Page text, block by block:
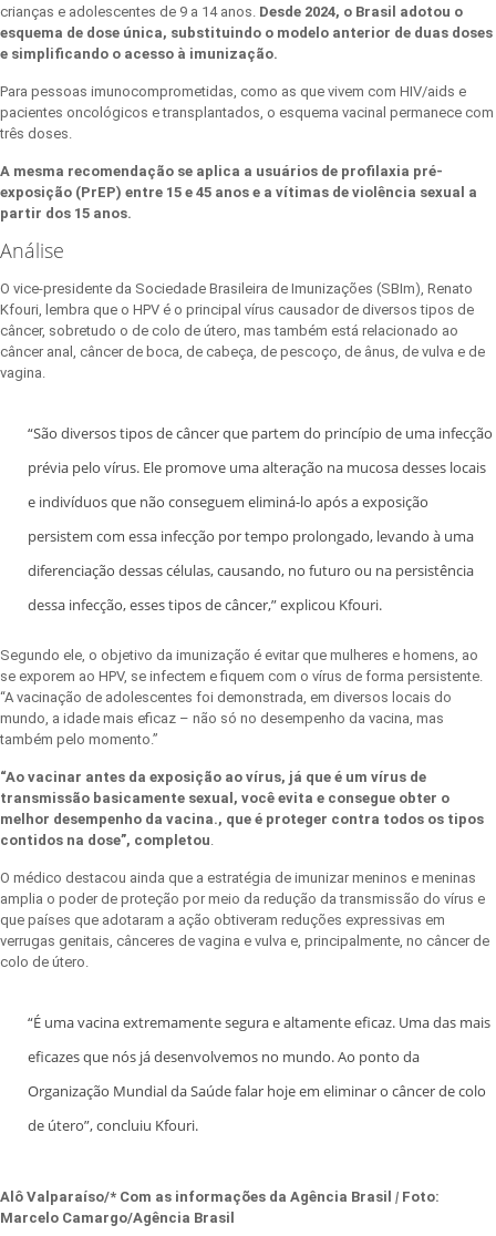
crianças e adolescentes de 9 a 14 anos. Desde 2024, o Brasil adotou o
esquema de dose única, substituindo o modelo anterior de duas doses
e simplificando o acesso à imunização.
Para pessoas imunocomprometidas, como as que vivem com HIV/aids e
pacientes oncológicos e transplantados, o esquema vacinal permanece com
três doses.
A mesma recomendação se aplica a usuários de profilaxia pré-
exposição (PrEP) entre 15 e 45 anos e a vítimas de violência sexual a
partir dos 15 anos.
Análise
O vice-presidente da Sociedade Brasileira de Imunizações (SBIm), Renato
Kfouri, lembra que o HPV é o principal vírus causador de diversos tipos de
câncer, sobretudo o de colo de útero, mas também está relacionado ao
câncer anal, câncer de boca, de cabeça, de pescoço, de ânus, de vulva e de
vagina.
“São diversos tipos de câncer que partem do princípio de uma infecção
prévia pelo vírus. Ele promove uma alteração na mucosa desses locais
e indivíduos que não conseguem eliminá-lo após a exposição
persistem com essa infecção por tempo prolongado, levando à uma
diferenciação dessas células, causando, no futuro ou na persistência
dessa infecção, esses tipos de câncer,” explicou Kfouri.
Segundo ele, o objetivo da imunização é evitar que mulheres e homens, ao
se exporem ao HPV, se infectem e fiquem com o vírus de forma persistente.
“A vacinação de adolescentes foi demonstrada, em diversos locais do
mundo, a idade mais eficaz – não só no desempenho da vacina, mas
também pelo momento.”
“Ao vacinar antes da exposição ao vírus, já que é um vírus de
transmissão basicamente sexual, você evita e consegue obter o
melhor desempenho da vacina., que é proteger contra todos os tipos
contidos na dose”, completou.
O médico destacou ainda que a estratégia de imunizar meninos e meninas
amplia o poder de proteção por meio da redução da transmissão do vírus e
que países que adotaram a ação obtiveram reduções expressivas em
verrugas genitais, cânceres de vagina e vulva e, principalmente, no câncer de
colo de útero.
“É uma vacina extremamente segura e altamente eficaz. Uma das mais
eficazes que nós já desenvolvemos no mundo. Ao ponto da
Organização Mundial da Saúde falar hoje em eliminar o câncer de colo
de útero”, concluiu Kfouri.
Alô Valparaíso/* Com as informações d a Agência Brasil | Foto:
Marcelo Camargo/Agência Brasil